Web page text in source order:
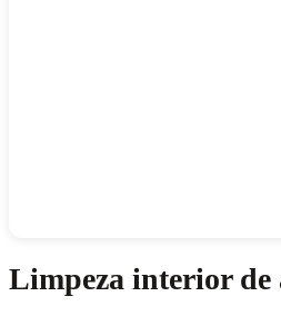
Limpeza interior de